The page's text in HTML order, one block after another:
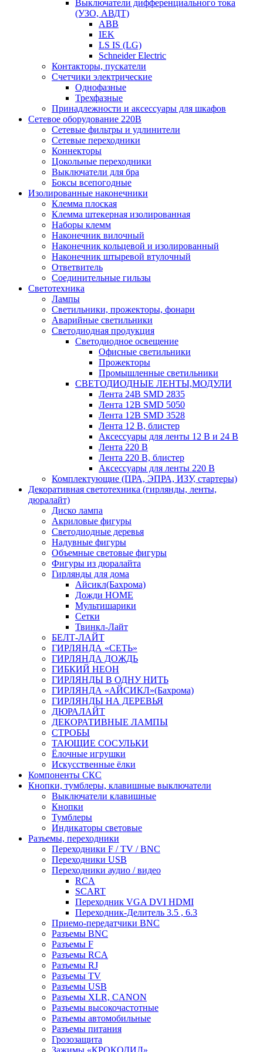
Выключатели дифференциального тока
(УЗО, АВДТ)
ABB
IEK
LS IS (LG)
Schneider Electric
Контакторы, пускатели
Счетчики электрические
Однофазные
Трехфазные
Принадлежности и аксессуары для шкафов
Сетевое оборудование 220В
Сетевые фильтры и удлинители
Сетевые переходники
Коннекторы
Цокольные переходники
Выключатели для бра
Боксы всепогодные
Изолированные наконечники
Клемма плоская
Клемма штекерная изолированная
Наборы клемм
Наконечник вилочный
Наконечник кольцевой и изолированный
Наконечник штыревой втулочный
Ответвитель
Соединительные гильзы
Светотехника
Лампы
Светильники, прожекторы, фонари
Аварийные светильники
Светодиодная продукция
Светодиодное освещение
Офисные светильники
Прожекторы
Промышленные светильники
СВЕТОДИОДНЫЕ ЛЕНТЫ,МОДУЛИ
Лента 24В SMD 2835
Лента 12В SMD 5050
Лента 12В SMD 3528
Лента 12 В, блистер
Аксессуары для ленты 12 В и 24 В
Лента 220 В
Лента 220 В, блистер
Аксессуары для ленты 220 В
Комплектующие (ПРА, ЭПРА, ИЗУ, стартеры)
Декоративная светотехника (гирлянды, ленты,
дюралайт)
Диско лампа
Акриловые фигуры
Светодиодные деревья
Надувные фигуры
Объемные световые фигуры
Фигуры из дюралайта
Гирлянды для дома
Айсикл(Бахрома)
Дожди HOME
Мультишарики
Сетки
Твинкл-Лайт
БЕЛТ-ЛАЙТ
ГИРЛЯНДА «СЕТЬ»
ГИРЛЯНДА ДОЖДЬ
ГИБКИЙ НЕОН
ГИРЛЯНДЫ В ОДНУ НИТЬ
ГИРЛЯНДА «АЙСИКЛ»(Бахрома)
ГИРЛЯНДЫ НА ДЕРЕВЬЯ
ДЮРАЛАЙТ
ДЕКОРАТИВНЫЕ ЛАМПЫ
СТРОБЫ
ТАЮЩИЕ СОСУЛЬКИ
Ёлочные игрушки
Искусственные ёлки
Компоненты СКС
Кнопки, тумблеры, клавишные выключатели
Выключатели клавишные
Кнопки
Тумблеры
Индикаторы световые
Разъемы, переходники
Переходники F / TV / BNC
Переходники USB
Переходники аудио / видео
RCA
SCART
Переходник VGA DVI HDMI
Переходник-Делитель 3.5 , 6.3
Приемо-передатчики BNC
Разъемы BNC
Разъемы F
Разъемы RCA
Разъемы RJ
Разъемы TV
Разъемы USB
Разъемы XLR, CANON
Разъемы высокочастотные
Разъемы автомобильные
Разъемы питания
Грозозащита